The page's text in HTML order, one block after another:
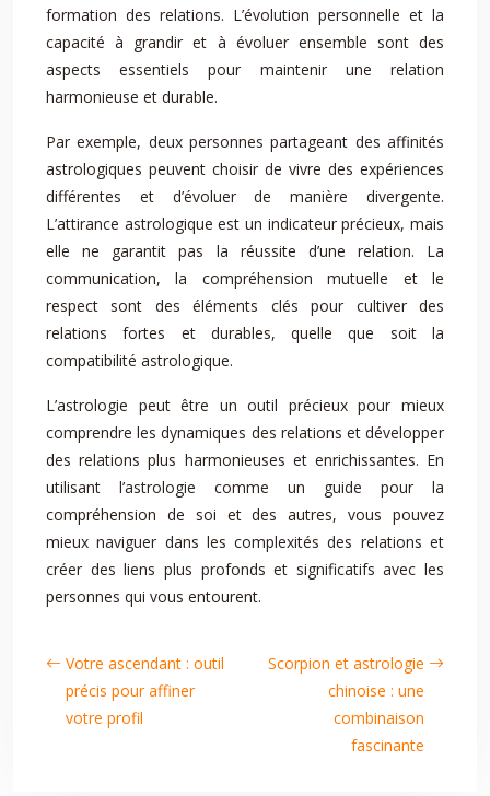
formation des relations. L’évolution personnelle et la
capacité à grandir et à évoluer ensemble sont des
aspects essentiels pour maintenir une relation
harmonieuse et durable.
Par exemple, deux personnes partageant des affinités
astrologiques peuvent choisir de vivre des expériences
différentes et d’évoluer de manière divergente.
L’attirance astrologique est un indicateur précieux, mais
elle ne garantit pas la réussite d’une relation. La
communication, la compréhension mutuelle et le
respect sont des éléments clés pour cultiver des
relations fortes et durables, quelle que soit la
compatibilité astrologique.
L’astrologie peut être un outil précieux pour mieux
comprendre les dynamiques des relations et développer
des relations plus harmonieuses et enrichissantes. En
utilisant l’astrologie comme un guide pour la
compréhension de soi et des autres, vous pouvez
mieux naviguer dans les complexités des relations et
créer des liens plus profonds et significatifs avec les
personnes qui vous entourent.
Votre ascendant : outil
précis pour affiner
votre profil
Scorpion et astrologie
chinoise : une
combinaison
fascinante